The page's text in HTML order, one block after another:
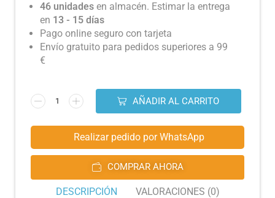
46 unidades en almacén. Estimar la entrega
en 13 - 15 días
Pago online seguro con tarjeta
Envío gratuito para pedidos superiores a 99
€
AÑADIR AL CARRITO
Realizar pedido por WhatsApp
COMPRAR AHORA
DESCRIPCIÓN VALORACIONES (0)